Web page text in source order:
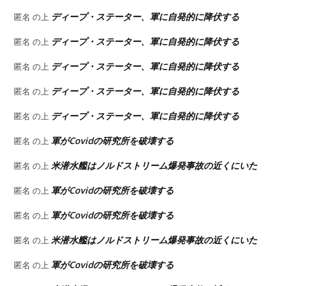
匿名 の上 ディープ・ステーター、軍に自発的に降伏する
匿名 の上 ディープ・ステーター、軍に自発的に降伏する
匿名 の上 ディープ・ステーター、軍に自発的に降伏する
匿名 の上 ディープ・ステーター、軍に自発的に降伏する
匿名 の上 ディープ・ステーター、軍に自発的に降伏する
匿名 の上 軍がCovidの研究所を破壊する
匿名 の上 米潜水艦はノルドストリーム爆発事故の近くにいた
匿名 の上 軍がCovidの研究所を破壊する
匿名 の上 軍がCovidの研究所を破壊する
匿名 の上 米潜水艦はノルドストリーム爆発事故の近くにいた
匿名 の上 軍がCovidの研究所を破壊する